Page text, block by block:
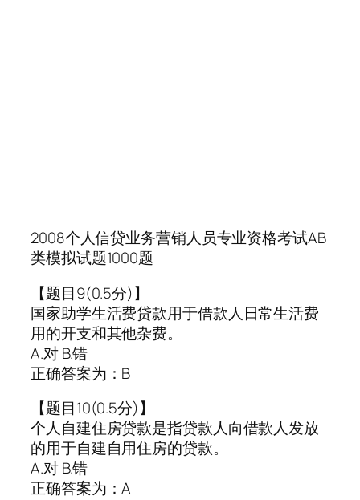
2008个人信贷业务营销人员专业资格考试AB
类模拟试题1000题
【题目9(0.5分)】
国家助学生活费贷款用于借款人日常生活费
用的开支和其他杂费。
A.对 B.错
正确答案为：B
【题目10(0.5分)】
个人自建住房贷款是指贷款人向借款人发放
的用于自建自用住房的贷款。
A.对 B.错
正确答案为：A